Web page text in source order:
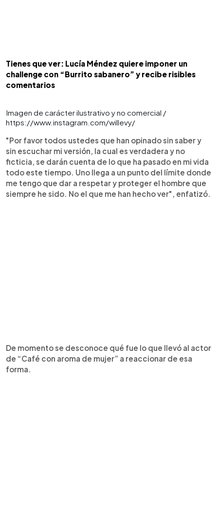
Tienes que ver: Lucía Méndez quiere imponer un
challenge con “Burrito sabanero” y recibe risibles
comentarios
Imagen de carácter ilustrativo y no comercial /
https://www.instagram.com/willevy/
"Por favor todos ustedes que han opinado sin saber y
sin escuchar mi versión, la cual es verdadera y no
ficticia, se darán cuenta de lo que ha pasado en mi vida
todo este tiempo. Uno llega a un punto del límite donde
me tengo que dar a respetar y proteger el hombre que
siempre he sido. No el que me han hecho ver", enfatizó.
De momento se desconoce qué fue lo que llevó al actor
de “Café con aroma de mujer” a reaccionar de esa
forma.